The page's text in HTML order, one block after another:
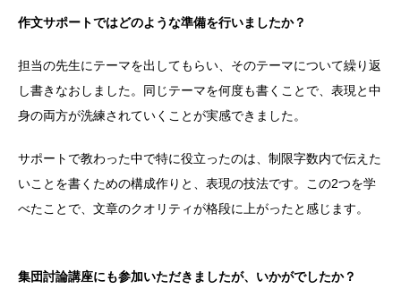
作文サポートではどのような準備を行いましたか？
担当の先生にテーマを出してもらい、そのテーマについて繰り返
し書きなおしました。同じテーマを何度も書くことで、表現と中
身の両方が洗練されていくことが実感できました。
サポートで教わった中で特に役立ったのは、制限字数内で伝えた
いことを書くための構成作りと、表現の技法です。この2つを学
べたことで、文章のクオリティが格段に上がったと感じます。
集団討論講座にも参加いただきましたが、いかがでしたか？